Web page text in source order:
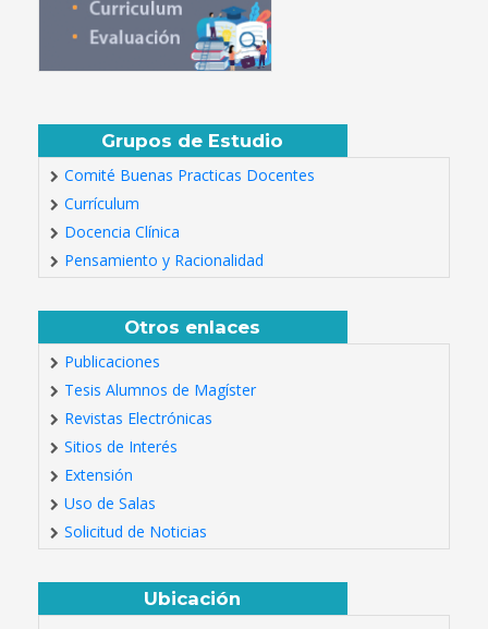
Grupos de Estudio
Comité Buenas Practicas Docentes
Currículum
Docencia Clínica
Pensamiento y Racionalidad
Otros enlaces
Publicaciones
Tesis Alumnos de Magíster
Revistas Electrónicas
Sitios de Interés
Extensión
Uso de Salas
Solicitud de Noticias
Ubicación